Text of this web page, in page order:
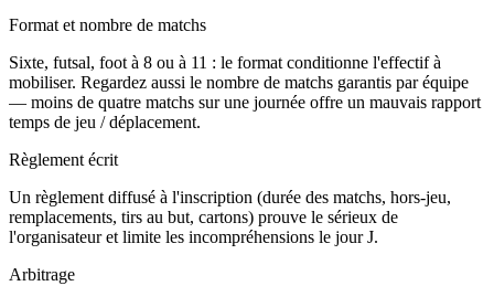
Format et nombre de matchs
Sixte, futsal, foot à 8 ou à 11 : le format conditionne l'effectif à
mobiliser. Regardez aussi le nombre de matchs garantis par équipe
— moins de quatre matchs sur une journée offre un mauvais rapport
temps de jeu / déplacement.
Règlement écrit
Un règlement diffusé à l'inscription (durée des matchs, hors-jeu,
remplacements, tirs au but, cartons) prouve le sérieux de
l'organisateur et limite les incompréhensions le jour J.
Arbitrage